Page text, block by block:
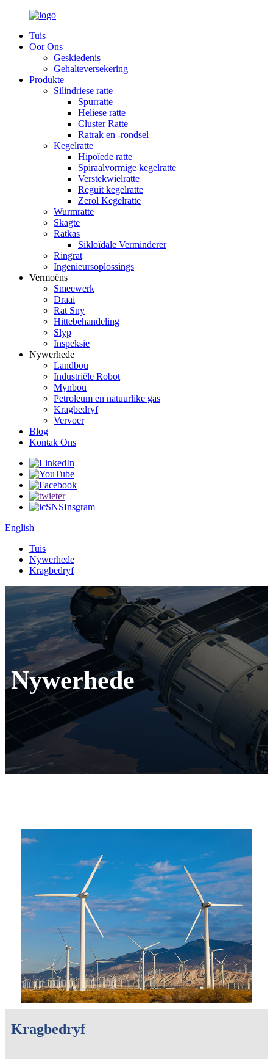
Tuis
Oor Ons
Geskiedenis
Gehalteversekering
Produkte
Silindriese ratte
Spurratte
Heliese ratte
Cluster Ratte
Ratrak en -rondsel
Kegelratte
Hipoïede ratte
Spiraalvormige kegelratte
Verstekwielratte
Reguit kegelratte
Zerol Kegelratte
Wurmratte
Skagte
Ratkas
Sikloïdale Verminderer
Ringrat
Ingenieursoplossings
Vermoëns
Smeewerk
Draai
Rat Sny
Hittebehandeling
Slyp
Inspeksie
Nywerhede
Landbou
Industriële Robot
Mynbou
Petroleum en natuurlike gas
Kragbedryf
Vervoer
Blog
Kontak Ons
English
Tuis
Nywerhede
Kragbedryf
Nywerhede
Kragbedryf